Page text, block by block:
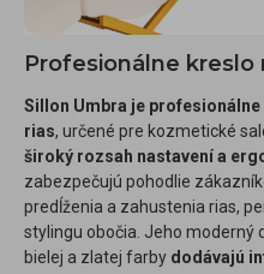
Profesionálne kreslo
Sillon Umbra je
rias, určené pre kozmetické
široký rozsah nastavení a
zabezpečujú pohodlie
predĺženia a zahustenia rias,
stylingu obočia. Jeho moderný
bielej a zlatej farby dodávajú